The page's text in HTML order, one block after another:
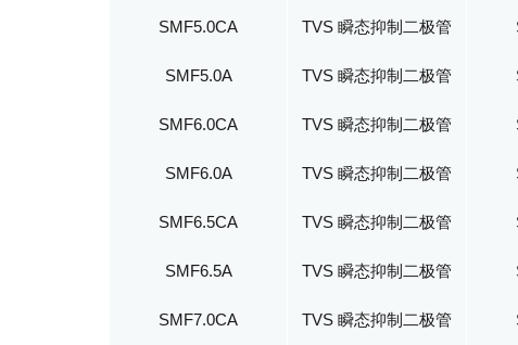
SMF5.0CA TVS 瞬态抑制二极管
SMF5.0A TVS 瞬态抑制二极管
SMF6.0CA TVS 瞬态抑制二极管
SMF6.0A TVS 瞬态抑制二极管
SMF6.5CA TVS 瞬态抑制二极管
SMF6.5A TVS 瞬态抑制二极管
SMF7.0CA TVS 瞬态抑制二极管